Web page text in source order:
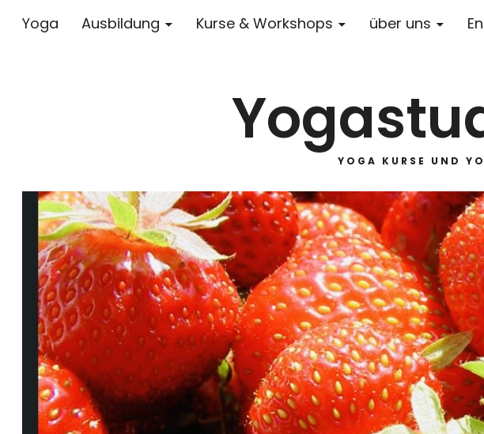
Yoga Ausbildung Kurse & Workshops über uns
YOGA KURSE UND